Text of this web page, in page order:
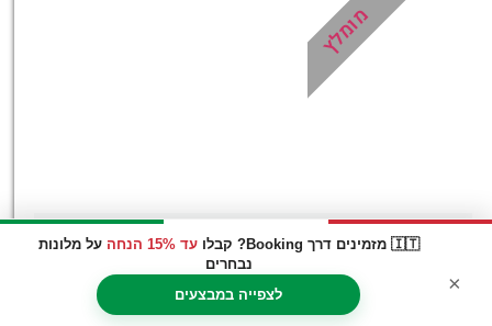
🇮🇹 מזמינים דרך Booking? קבלו עד 15% הנחה
על מלונות
נבחרים
לצפייה במבצעים
×
סדנת פיצה וטירמיסו קלאסית
בנאפולי!
מומלץ